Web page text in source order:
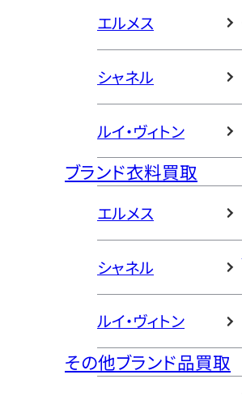
エルメス
シャネル
ルイ・ヴィトン
ブランド衣料買取
エルメス
シャネル
ルイ・ヴィトン
その他ブランド品買取